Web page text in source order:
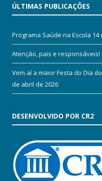
ÚLTIMAS PUBLICAÇÕES
Programa Saúde na Escola 14
Atenção, pais e responsáveis!
Vem aí a maior Festa do Dia
de abril de 2026
DESENVOLVIDO POR CR2